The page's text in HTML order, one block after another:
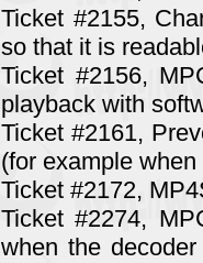
Ticket #2155,
so that it is
Ticket #2156,
playback with
Ticket #2161,
(for example
Ticket #2172,
Ticket #2274,
when the